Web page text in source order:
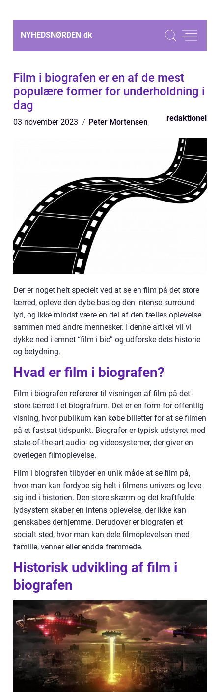
NYHEDSNØRDEN.dk
Film i biografen er en af de mest
populære former for underholdning i
dag
03 november 2023 Peter Mortensen redaktionel
Der er noget helt specielt ved at se en film på det store
lærred, opleve den dybe bas og den intense surround
lyd, og ikke mindst være en del af den fælles oplevelse
sammen med andre mennesker. I denne artikel vil vi
dykke ned i emnet “film i bio” og udforske dets historie
og betydning.
Hvad er film i biografen?
Film i biografen refererer til visningen af film på det
store lærred i et biografrum. Det er en form for offentlig
visning, hvor publikum kan købe billetter for at se filmen
på et fastsat tidspunkt. Biografer er typisk udstyret med
state-of-the-art audio- og videosystemer, der giver en
overlegen filmoplevelse.
Film i biografen tilbyder en unik måde at se film på,
hvor man kan fordybe sig helt i filmens univers og leve
sig ind i historien. Den store skærm og det kraftfulde
lydsystem skaber en intens oplevelse, der ikke kan
genskabes derhjemme. Derudover er biografen et
socialt sted, hvor man kan dele filmoplevelsen med
familie, venner eller endda fremmede.
Historisk udvikling af film i
biografen